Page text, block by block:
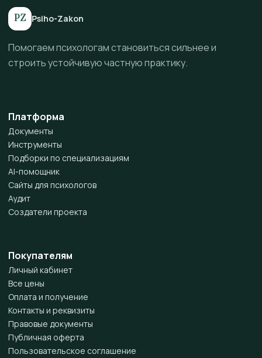
PZ Psiho-Zakon
Помогаем психологам становиться сильнее и
строить устойчивую частную практику.
Платформа
Документы
Инструменты
Подборки по специализациям
AI-помощник
Сайты для психологов
Аудит
Создатели проекта
Покупателям
Личный кабинет
Все цены
Оплата и получение
Контакты и реквизиты
Правовые документы
Публичная оферта
Пользовательское соглашение